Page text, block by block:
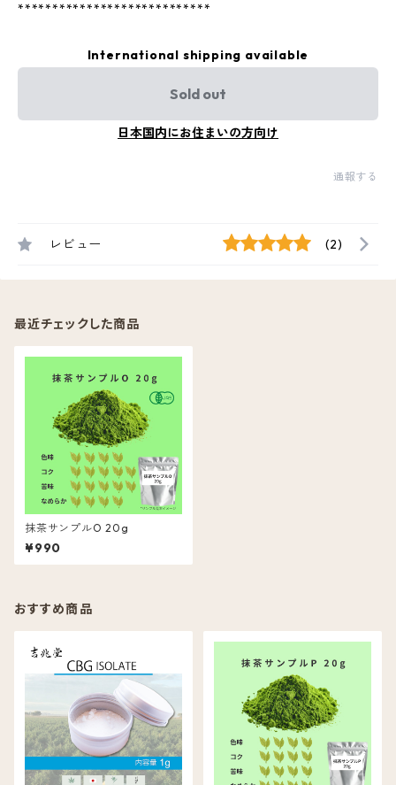
****************************
International shipping available
Sold out
日本国内にお住まいの方向け
通報する
レビュー (2)
最近チェックした商品
抹茶サンプルO 20g
¥990
おすすめ商品